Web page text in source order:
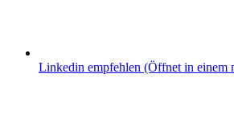
Linkedin empfehlen (Öffnet in einem